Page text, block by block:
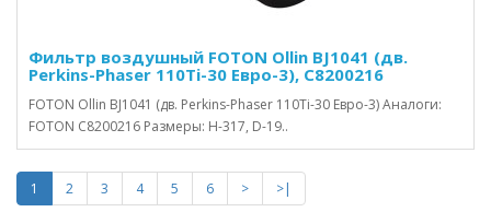
Фильтр воздушный FOTON Ollin BJ1041 (дв.
Perkins-Phaser 110Ti-30 Евро-3), С8200216
FOTON Ollin BJ1041 (дв. Perkins-Phaser 110Ti-30 Евро-3) Аналоги:
FOTON C8200216 Размеры: H-317, D-19..
1 2 3 4 5 6 >
>|